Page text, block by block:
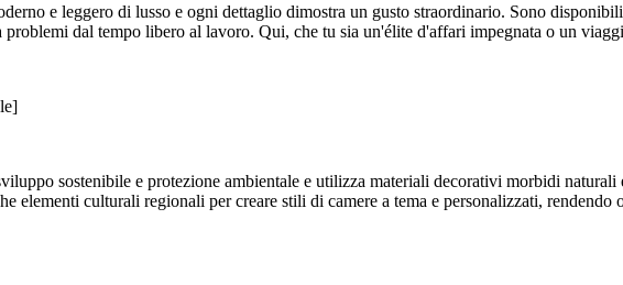
e leggero di lusso e ogni dettaglio dimostra un gusto straordinario. Sono
problemi dal tempo libero al lavoro. Qui, che tu sia un'élite d'affari impegnata o un
sostenibile e protezione ambientale e utilizza materiali decorativi morbidi naturali
elementi culturali regionali per creare stili di camere a tema e personalizzati,